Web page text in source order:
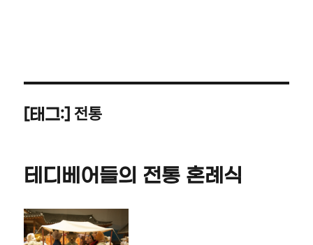
[태그:] 전통
테디베어들의 전통 혼례식